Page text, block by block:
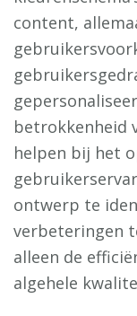
content,
betrokkenheid
helpen bij het
ontwerp te
verbeteringen
alleen de
algehele